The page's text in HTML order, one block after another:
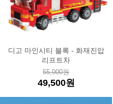
디고 마인시티 블록 - 화재진압
리프트차
55,000원
49,500원